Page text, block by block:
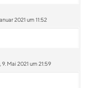
2021 um 11:52
Mai 2021 um 21:59